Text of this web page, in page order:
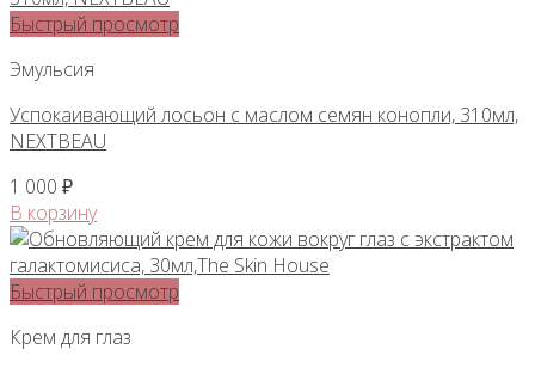
Быстрый просмотр
Эмульсия
Успокаивающий лосьон с маслом семян конопли, 310мл,
NEXTBEAU
1 000 ₽
В корзину
Быстрый просмотр
Крем для глаз